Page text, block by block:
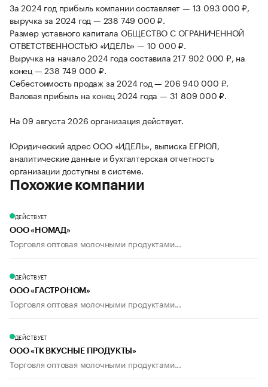
За 2024 год прибыль компании составляет — 13 093 000 ₽,
выручка за 2024 год — 238 749 000 ₽.
Размер уставного капитала ОБЩЕСТВО С ОГРАНИЧЕННОЙ
ОТВЕТСТВЕННОСТЬЮ «ИДЕЛЬ» — 10 000 ₽.
Выручка на начало 2024 года составила 217 902 000 ₽, на
конец — 238 749 000 ₽.
Себестоимость продаж за 2024 год — 206 940 000 ₽.
Валовая прибыль на конец 2024 года — 31 809 000 ₽.
На 09 августа 2026 организация действует.
Юридический адрес ООО «ИДЕЛЬ», выписка ЕГРЮЛ,
аналитические данные и бухгалтерская отчетность
организации доступны в системе.
Похожие компании
ДЕЙСТВУЕТ
ООО «НОМАД»
Торговля оптовая молочными продуктами...
ДЕЙСТВУЕТ
ООО «ГАСТРОНОМ»
Торговля оптовая молочными продуктами...
ДЕЙСТВУЕТ
ООО «ТК ВКУСНЫЕ ПРОДУКТЫ»
Торговля оптовая молочными продуктами...